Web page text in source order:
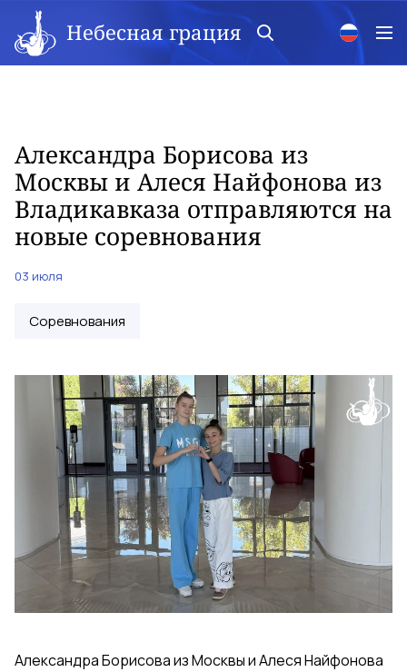
Небесная грация
Александра Борисова из
Москвы и Алеся Найфонова из
Владикавказа отправляются на
новые соревнования
03 июля
Соревнования
Александра Борисова из Москвы и Алеся Найфонова